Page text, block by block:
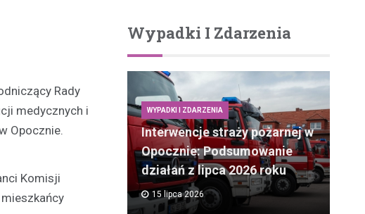
Rady
medycznych i
Opocznie.
Komisji
Wypadki I Zdarzenia
WYPADKI I ZDARZENIA
Interwencje straży pożarnej w
Opocznie: Podsumowanie
działań z lipca 2026 roku
15 lipca 2026